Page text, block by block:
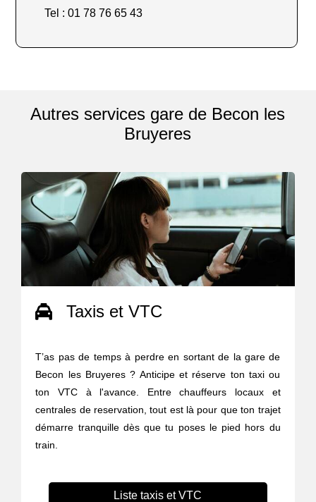
Tel : 01 78 76 65 43
Autres services gare de Becon les
Bruyeres
Taxis et VTC
T’as pas de temps à perdre en sortant de la gare de
Becon les Bruyeres ? Anticipe et réserve ton taxi ou
ton VTC à l'avance. Entre chauffeurs locaux et
centrales de reservation, tout est là pour que ton trajet
démarre tranquille dès que tu poses le pied hors du
train.
Liste taxis et VTC